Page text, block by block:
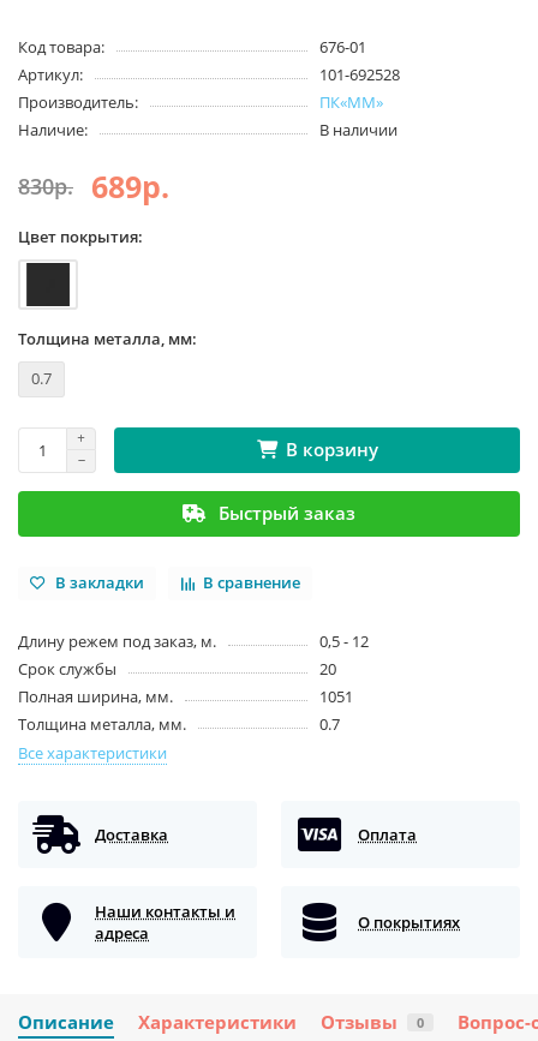
Код товара:
676-01
Артикул:
101-692528
Производитель:
ПК«ММ»
Наличие:
В наличии
830р. 689р.
Цвет покрытия:
Толщина металла, мм:
0.7
В корзину
Быстрый заказ
В закладки В сравнение
Длину режем под заказ, м.
0,5 - 12
Срок службы
20
Полная ширина, мм.
1051
Толщина металла, мм.
0.7
Все характеристики
Доставка Оплата
Наши контакты и
адреса
О покрытиях
Описание Характеристики Отзывы 0 Вопрос-